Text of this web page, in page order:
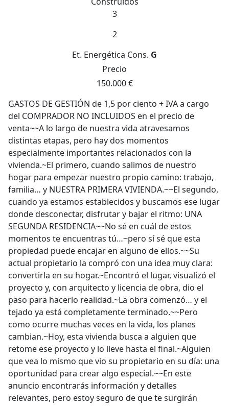
3
2
Et. Energética Cons. G
Precio
150.000 €
GASTOS DE GESTIÓN de 1,5 por ciento + IVA a cargo
del COMPRADOR NO INCLUIDOS en el precio de
venta~~A lo largo de nuestra vida atravesamos
distintas etapas, pero hay dos momentos
especialmente importantes relacionados con la
vivienda.~El primero, cuando salimos de nuestro
hogar para empezar nuestro propio camino: trabajo,
familia… y NUESTRA PRIMERA VIVIENDA.~~El segundo,
cuando ya estamos establecidos y buscamos ese lugar
donde desconectar, disfrutar y bajar el ritmo: UNA
SEGUNDA RESIDENCIA~~No sé en cuál de estos
momentos te encuentras tú…~pero sí sé que esta
propiedad puede encajar en alguno de ellos.~~Su
actual propietario la compró con una idea muy clara:
convertirla en su hogar.~Encontró el lugar, visualizó el
proyecto y, con arquitecto y licencia de obra, dio el
paso para hacerlo realidad.~La obra comenzó… y el
tejado ya está completamente terminado.~~Pero
como ocurre muchas veces en la vida, los planes
cambian.~Hoy, esta vivienda busca a alguien que
retome ese proyecto y lo lleve hasta el final.~Alguien
que vea lo mismo que vio su propietario en su día: una
oportunidad para crear algo especial.~~En este
anuncio encontrarás información y detalles
relevantes, pero estoy seguro de que te surgirán